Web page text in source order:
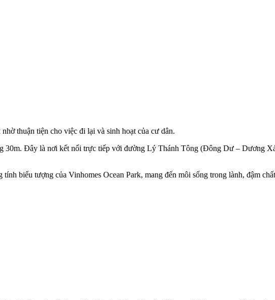
thuận tiện cho việc đi lại và sinh hoạt của cư dân.
30m. Đây là nơi kết nối trực tiếp với đường Lý Thánh Tông (Đông Dư – Dương
biểu tượng của Vinhomes Ocean Park, mang đến môi sống trong lành, đậm